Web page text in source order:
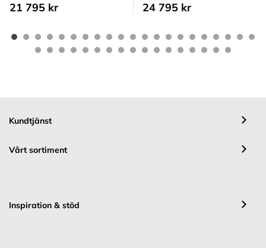
21 795 kr 24 795 kr
Kundtjänst
Vårt sortiment
Inspiration & stöd